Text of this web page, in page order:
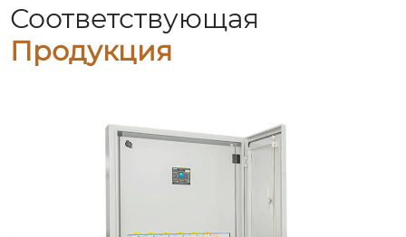
Соответствующая
Продукция